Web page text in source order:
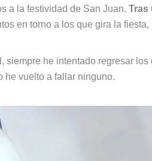
a la festividad de San Juan. Tras
en torno a los que gira la
he intentado regresar
he vuelto a fallar ninguno.